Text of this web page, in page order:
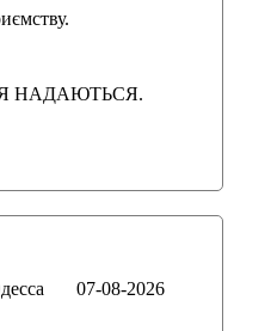
НАДАЮТЬСЯ.
07-08-2026